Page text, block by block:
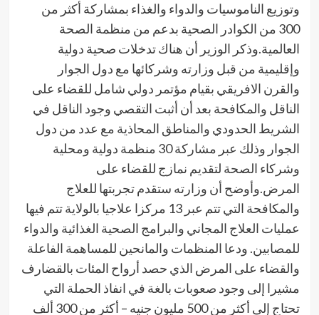
وتوزيع الناموسيات والدواء والغذاء بمشاركة أكثر من
300 من الكوادر الصحية بدعم من منظمة الصحة
العالمية.وذكر الوزير أن هناك تدخلات صحية دولية
وإقليمية من قبل وزارته وشركائها مع دول الجوار
والقرن الافريقي بقيام مؤتمر دولي شامل للقضاء على
الناقل والمكافحة بعد أن أثبت التقصي وجود الناقل في
الشريط الحدودي والمناطق المحاذية مع عدد من دول
الجوار وذلك عبر مشاركة 30 منظمة دولية ومحلية
وشركاء الصحة لتقديم نمازج للقضاء على
المرض.وأوضح أن وزارته ستقدم تجربتها للعلاج
والمكافحة التي تتم عبر 13 مركزا علاجيا بالولاية تتم فيها
عمليات العلاج المجاني والبرامج الصحية الغذائية والدواء
للمصابين. ودعا المنظمات والمانحين للمساهمة الفاعلة
والقضاء على المرض الذي حصد أرواح المئات بالقضارف
مشيرا إلى وجود صعوبات بالغة في انفاذ الحملة التي
تحتاج إلى أكثر من 500 مليون جنيه – أكثر من 300 ألف